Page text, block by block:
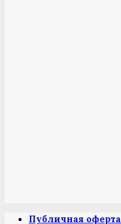
Публичная оферта